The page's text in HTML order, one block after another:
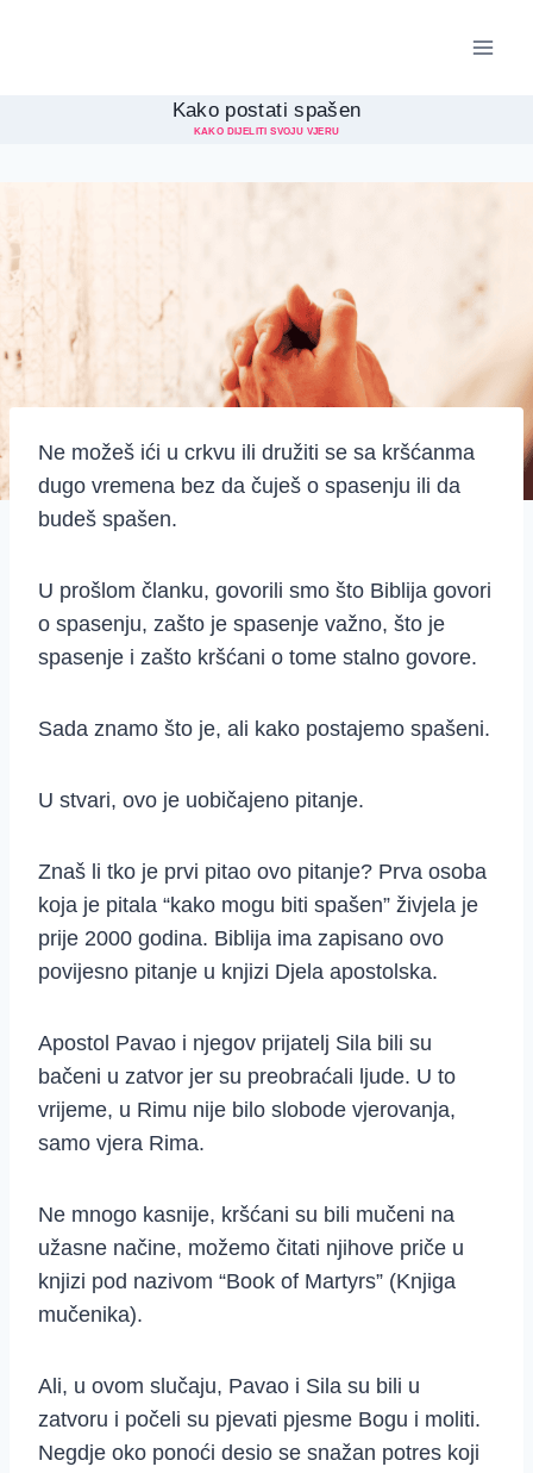
Kako postati spašen
KAKO DIJELITI SVOJU VJERU
Ne možeš ići u crkvu ili družiti se sa kršćanma
dugo vremena bez da čuješ o spasenju ili da
budeš spašen.
U prošlom članku, govorili smo što Biblija govori
o spasenju, zašto je spasenje važno, što je
spasenje i zašto kršćani o tome stalno govore.
Sada znamo što je, ali kako postajemo spašeni.
U stvari, ovo je uobičajeno pitanje.
Znaš li tko je prvi pitao ovo pitanje? Prva osoba
koja je pitala “kako mogu biti spašen” živjela je
prije 2000 godina. Biblija ima zapisano ovo
povijesno pitanje u knjizi Djela apostolska.
Apostol Pavao i njegov prijatelj Sila bili su
bačeni u zatvor jer su preobraćali ljude. U to
vrijeme, u Rimu nije bilo slobode vjerovanja,
samo vjera Rima.
Ne mnogo kasnije, kršćani su bili mučeni na
užasne načine, možemo čitati njihove priče u
knjizi pod nazivom “Book of Martyrs” (Knjiga
mučenika).
Ali, u ovom slučaju, Pavao i Sila su bili u
zatvoru i počeli su pjevati pjesme Bogu i moliti.
Negdje oko ponoći desio se snažan potres koji